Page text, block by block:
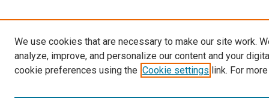
We use cookies that are necessary to make our site work.
analyze, improve, and personalize our content and your
cookie preferences using the Cookie settings link. For